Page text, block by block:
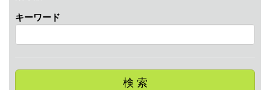
キーワード
検 索